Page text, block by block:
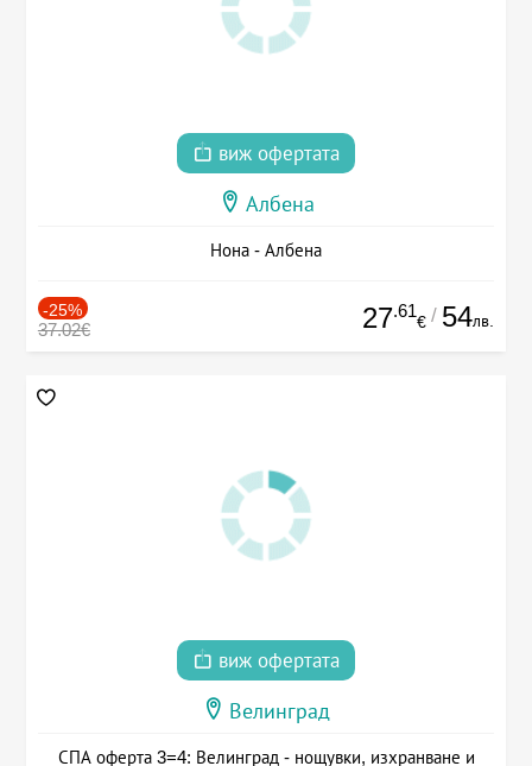
виж офертата
Албена
Нона - Албена
-25%
37.02€ 27.61
€ / 54лв.
виж офертата
Велинград
СПА оферта 3=4: Велинград - нощувки, изхранване и